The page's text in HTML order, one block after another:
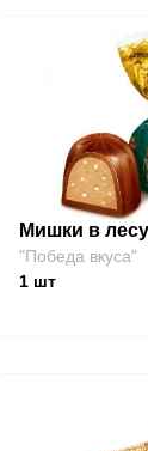
Мишки в лесу
"Победа вкуса"
1 шт